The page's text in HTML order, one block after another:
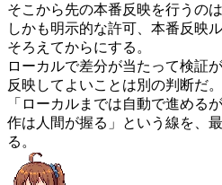
そこから先の本番反映を行うの
しかも明示的な許可、本番反映
そろえてからにする。
ローカルで差分が当たって検証
反映してよいことは別の判断だ。
「ローカルまでは自動で進める
作は人間が握る」という線を、
る。